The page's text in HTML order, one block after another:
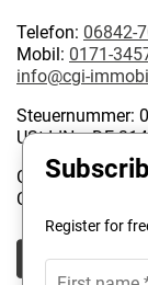
Telefon: 06842-
Mobil: 0171-
info@cgi-
Steuernummer:
USt-IdNr.: DE
Christophe
Register for